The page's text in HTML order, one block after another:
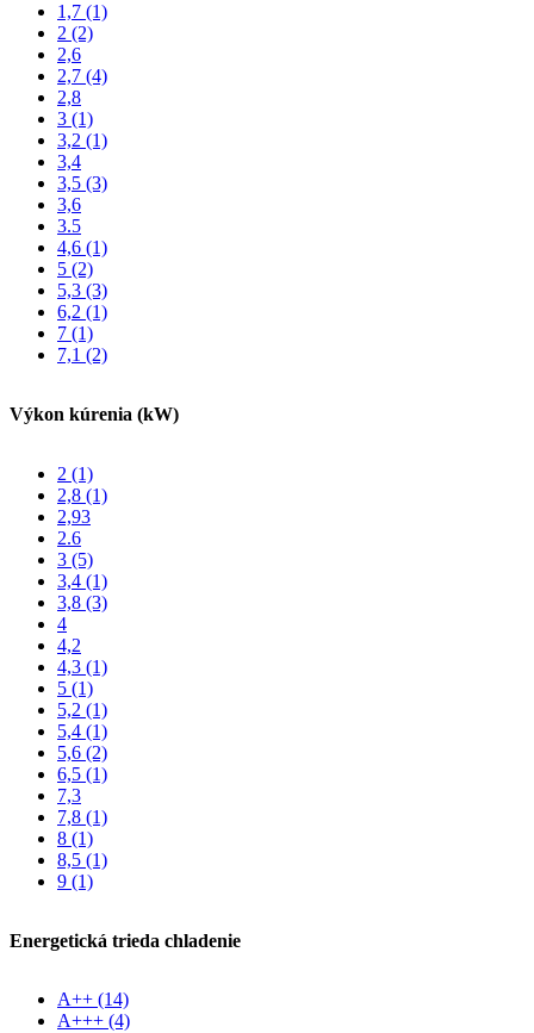
1,7 (1)
2 (2)
2,6
2,7 (4)
2,8
3 (1)
3,2 (1)
3,4
3,5 (3)
3,6
3.5
4,6 (1)
5 (2)
5,3 (3)
6,2 (1)
7 (1)
7,1 (2)
Výkon kúrenia (kW)
2 (1)
2,8 (1)
2,93
2.6
3 (5)
3,4 (1)
3,8 (3)
4
4,2
4,3 (1)
5 (1)
5,2 (1)
5,4 (1)
5,6 (2)
6,5 (1)
7,3
7,8 (1)
8 (1)
8,5 (1)
9 (1)
Energetická trieda chladenie
A++ (14)
A+++ (4)